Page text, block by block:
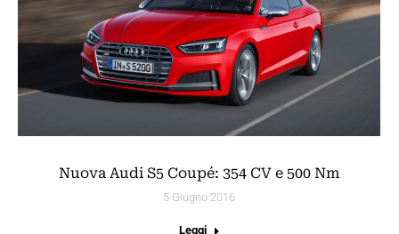
Nuova Audi S5 Coupé: 354 CV e 500 Nm
5 Giugno 2016
Leggi